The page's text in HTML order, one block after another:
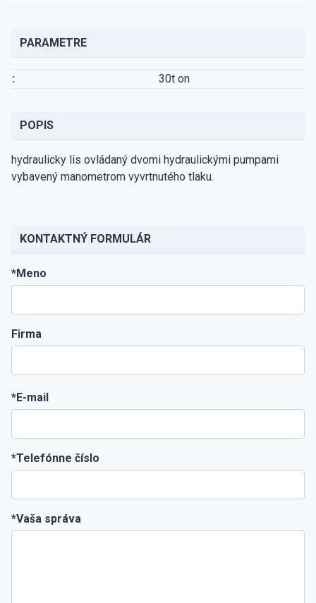
PARAMETRE
: 30t on
POPIS
hydraulicky lis ovládaný dvomi hydraulickými pumpami
vybavený manometrom vyvrtnutého tlaku.
KONTAKTNÝ FORMULÁR
*Meno
Firma
*E-mail
*Telefónne číslo
*Vaša správa